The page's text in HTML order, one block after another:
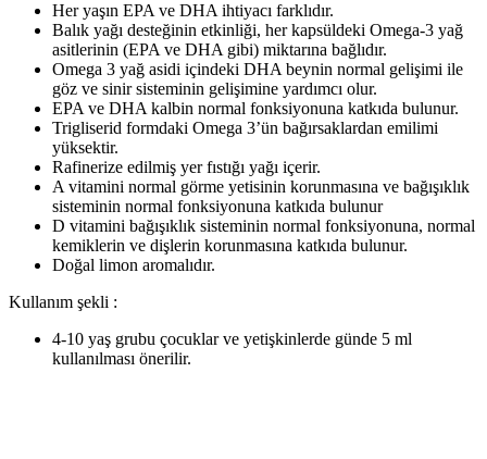
Her yaşın EPA ve DHA ihtiyacı farklıdır.
Balık yağı desteğinin etkinliği, her kapsüldeki Omega-3 yağ
asitlerinin (EPA ve DHA gibi) miktarına bağlıdır.
Omega 3 yağ asidi içindeki DHA beynin normal gelişimi ile
göz ve sinir sisteminin gelişimine yardımcı olur.
EPA ve DHA kalbin normal fonksiyonuna katkıda bulunur.
Trigliserid formdaki Omega 3’ün bağırsaklardan emilimi
yüksektir.
Rafinerize edilmiş yer fıstığı yağı içerir.
A vitamini normal görme yetisinin korunmasına ve bağışıklık
sisteminin normal fonksiyonuna katkıda bulunur
D vitamini bağışıklık sisteminin normal fonksiyonuna, normal
kemiklerin ve dişlerin korunmasına katkıda bulunur.
Doğal limon aromalıdır.
Kullanım şekli :
4-10 yaş grubu çocuklar ve yetişkinlerde günde 5 ml
kullanılması önerilir.